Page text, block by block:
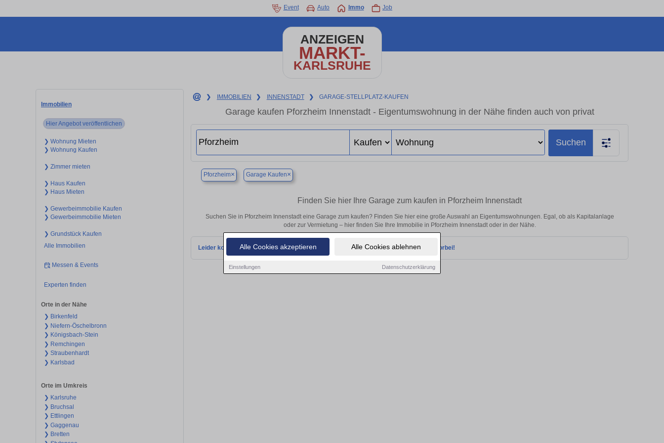
Alle Cookies akzeptieren Alle Cookies ablehnen
Einstellungen Datenschutzerklärung
Event Auto Immo Job
ANZEIGEN
MARKT-
KARLSRUHE
Immobilien
Hier Angebot veröffentlichen
❯ Wohnung Mieten
❯ Wohnung Kaufen
❯ Zimmer mieten
❯ Haus Kaufen
❯ Haus Mieten
❯ Gewerbeimmobilie Kaufen
❯ Gewerbeimmobilie Mieten
❯ Grundstück Kaufen
Alle Immobilien
Messen & Events
Experten finden
Orte in der Nähe
❯ Birkenfeld
❯ Niefern-Öschelbronn
❯ Königsbach-Stein
❯ Remchingen
❯ Straubenhardt
❯ Karlsbad
Orte im Umkreis
❯ Karlsruhe
❯ Bruchsal
❯ Ettlingen
❯ Gaggenau
❯ Bretten
❯ IMMOBILIEN ❯ INNENSTADT ❯ GARAGE-STELLPLATZ-KAUFEN
Garage kaufen Pforzheim Innenstadt - Eigentumswohnung in der Nähe finden auch von privat
Suchen
Pforzheim× Garage Kaufen×
Finden Sie hier Ihre Garage zum kaufen in Pforzheim Innenstadt
Suchen Sie in Pforzheim Innenstadt eine Garage zum kaufen? Finden Sie hier eine große Auswahl an Eigentumswohnungen. Egal, ob als Kapitalanlage
oder zur Vermietung – hier finden Sie Ihre Immobilie in Pforzheim Innenstadt oder in der Nähe.
Leider konnten wir derzeit keine passenden Objekte finden. Schauen Sie bald wieder vorbei!